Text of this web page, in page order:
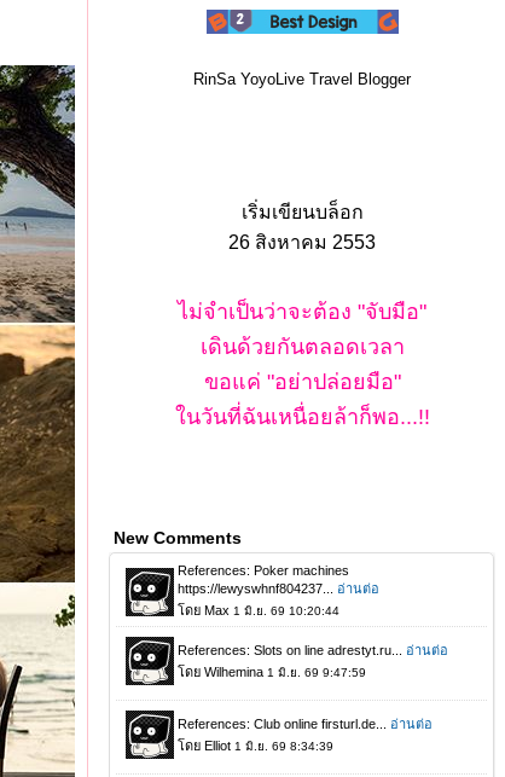
RinSa YoyoLive Travel Blogger
เริ่มเขียนบล็อก
26 สิงหาคม 2553
ไม่จำเป็นว่าจะต้อง "จับมือ"
เดินด้วยกันตลอดเวลา
ขอแค่ "อย่าปล่อยมือ"
นวันที่ฉันเหนื่อยล้าก็พอ...!!
New Comments